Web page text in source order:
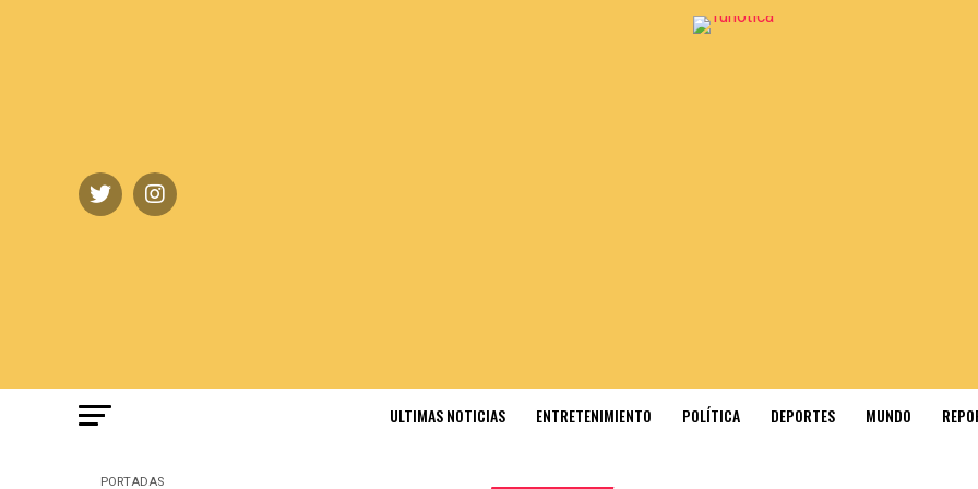
ULTIMAS NOTICIAS ENTRETENIMIENTO POLÍTICA DEPORTES MUNDO
PORTADAS